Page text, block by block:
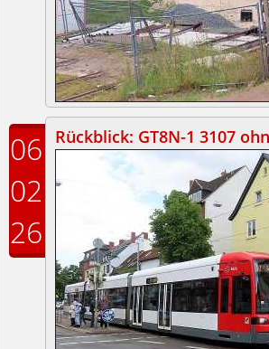
06
02
26
Rückblick: GT8N-1 3107